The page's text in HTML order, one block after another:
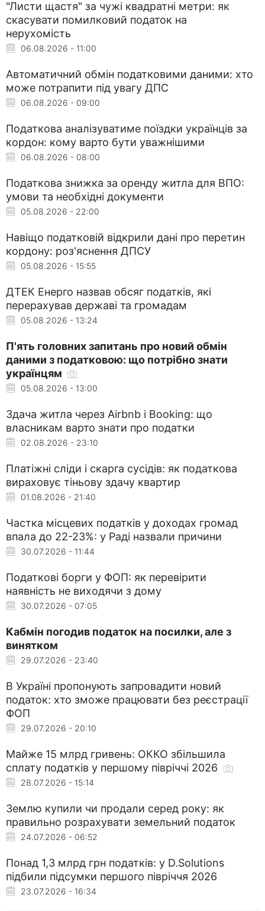
"Листи щастя" за чужі квадратні метри: як
скасувати помилковий податок на
нерухомість
06.08.2026 - 11:00
Автоматичний обмін податковими даними: хто
може потрапити під увагу ДПС
06.08.2026 - 09:00
Податкова аналізуватиме поїздки українців за
кордон: кому варто бути уважнішими
06.08.2026 - 08:00
Податкова знижка за оренду житла для ВПО:
умови та необхідні документи
05.08.2026 - 22:00
Навіщо податковій відкрили дані про перетин
кордону: роз'яснення ДПСУ
05.08.2026 - 15:55
ДТЕК Енерго назвав обсяг податків, які
перерахував державі та громадам
05.08.2026 - 13:24
П'ять головних запитань про новий обмін
даними з податковою: що потрібно знати
українцям
05.08.2026 - 13:00
Здача житла через Airbnb і Booking: що
власникам варто знати про податки
02.08.2026 - 23:10
Платіжні сліди і скарга сусідів: як податкова
вираховує тіньову здачу квартир
01.08.2026 - 21:40
Частка місцевих податків у доходах громад
впала до 22-23%: у Раді назвали причини
30.07.2026 - 11:44
Податкові борги у ФОП: як перевірити
наявність не виходячи з дому
30.07.2026 - 07:05
Кабмін погодив податок на посилки, але з
винятком
29.07.2026 - 23:40
В Україні пропонують запровадити новий
податок: хто зможе працювати без реєстрації
ФОП
29.07.2026 - 20:10
Майже 15 млрд гривень: ОККО збільшила
сплату податків у першому півріччі 2026
28.07.2026 - 15:14
Землю купили чи продали серед року: як
правильно розрахувати земельний податок
24.07.2026 - 06:52
Понад 1,3 млрд грн податків: у D.Solutions
підбили підсумки першого півріччя 2026
23.07.2026 - 16:34